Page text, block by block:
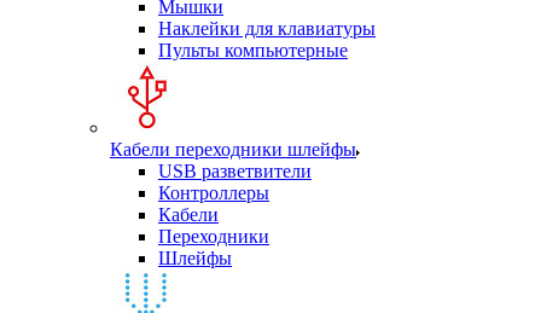
Мышки
Наклейки для клавиатуры
Пульты компьютерные
Кабели переходники шлейфы
USB разветвители
Контроллеры
Кабели
Переходники
Шлейфы